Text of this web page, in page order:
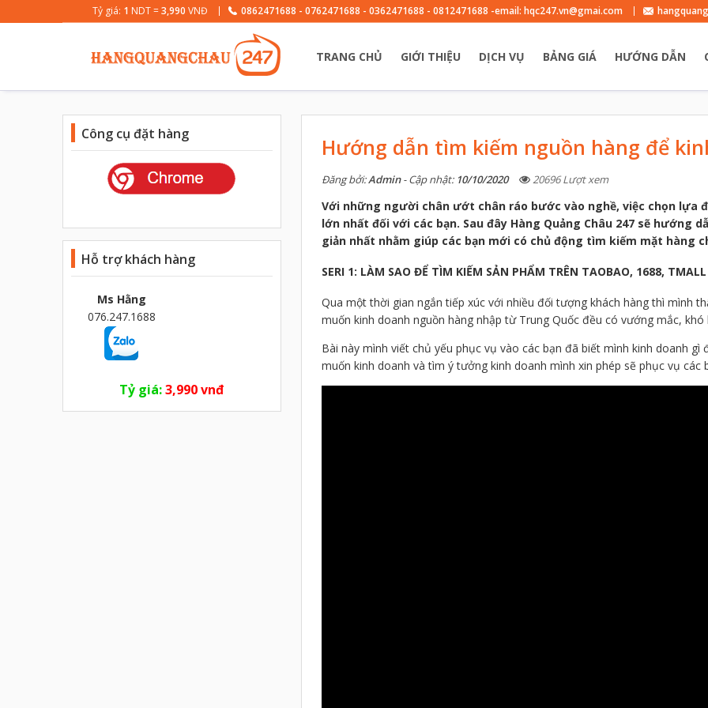
Tỷ giá: 1 NDT =3,990 VNĐ 0862471688 - 0762471688 - 0362471688 - 0812471688 -email: hqc247.vn@gmai.com
TRANG CHỦ GIỚI THIỆU DỊCH VỤ BẢNG GIÁ HƯỚNG DẪN
Công cụ đặt hàng
Hỗ trợ khách hàng
Ms Hằng
076.247.1688
Tỷ giá:3,990 vnđ
Hướng dẫn tìm kiếm nguồn hàng để
Đăng bởi:Admin- Cập nhật: 10/10/2020 20696 Lượt xem
Với những người chân ướt chân ráo bước vào nghề, việc chọn lựa
lớn nhất đối với các bạn. Sau đây Hàng Quảng Châu 247 sẽ hướng
giản nhất nhằm giúp các bạn mới có chủ động tìm kiếm mặt hàng
SERI 1: LÀM SAO ĐỂ TÌM KIẾM SẢN PHẨM TRÊN TAOBAO, 1688, TMALL
Qua một thời gian ngắn tiếp xúc với nhiều đối tượng khách hàng thì mình
muốn kinh doanh nguồn hàng nhập từ Trung Quốc đều có vướng mắc, khó
Bài này mình viết chủ yếu phục vụ vào các bạn đã biết mình kinh doanh
muốn kinh doanh và tìm ý tưởng kinh doanh mình xin phép sẽ phục vụ các